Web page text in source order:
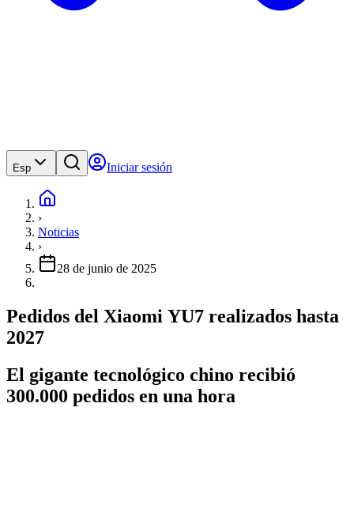
Esp Iniciar sesión
›
Noticias
›
28 de junio de 2025
Pedidos del Xiaomi YU7 realizados hasta
2027
El gigante tecnológico chino recibió
300.000 pedidos en una hora